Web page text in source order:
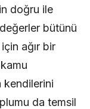
doğru ile
bütünü
ağır bir
kendilerini
da temsil